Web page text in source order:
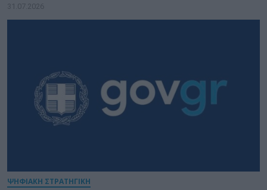
31.07.2026
ΨΗΦΙΑΚΗ ΣΤΡΑΤΗΓΙΚΗ